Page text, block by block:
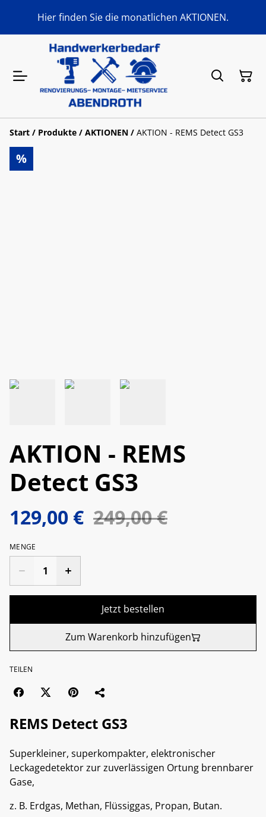
Hier finden Sie die monatlichen AKTIONEN.
Start / Produkte / AKTIONEN / AKTION - REMS Detect GS3
%
AKTION - REMS
Detect GS3
129,00 € 249,00 €
MENGE
Jetzt bestellen
Zum Warenkorb hinzufügen
TEILEN
REMS Detect GS3
Superkleiner, superkompakter, elektronischer
Leckagedetektor zur zuverlässigen Ortung brennbarer
Gase,
z. B. Erdgas, Methan, Flüssiggas, Propan, Butan.